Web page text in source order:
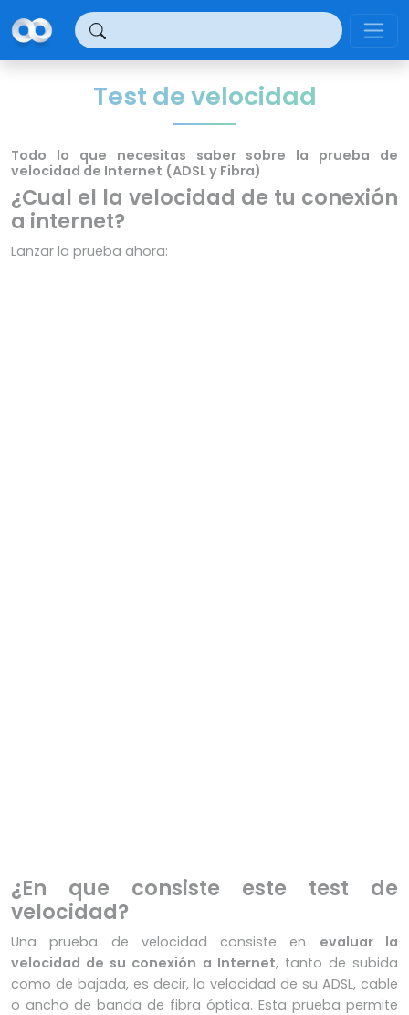
Test de velocidad
Todo lo que necesitas saber sobre la prueba de
velocidad de Internet (ADSL y Fibra)
¿Cual el la velocidad de tu conexión
a internet?
Lanzar la prueba ahora:
¿En que consiste este test de
velocidad?
Una prueba de velocidad consiste en evaluar la
velocidad de su conexión a Internet, tanto de subida
como de bajada, es decir, la velocidad de su ADSL, cable
o ancho de banda de fibra óptica. Esta prueba permite
Panel de gestión de cookies